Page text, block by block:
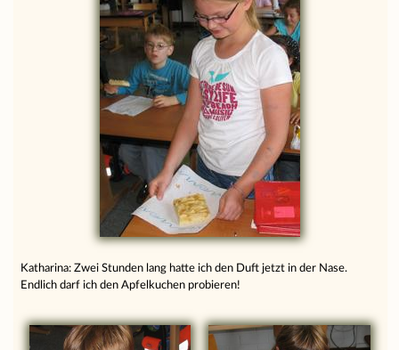
Katharina: Zwei Stunden lang hatte ich den Duft jetzt in der Nase.
Endlich darf ich den Apfelkuchen probieren!